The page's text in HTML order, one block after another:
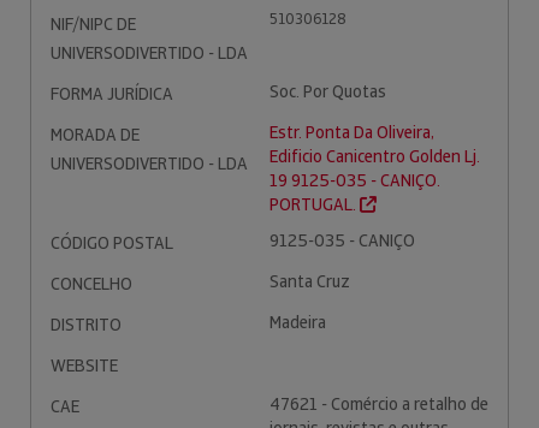
NIF/NIPC DE
UNIVERSODIVERTIDO - LDA
510306128
FORMA JURÍDICA
Soc. Por Quotas
MORADA DE
UNIVERSODIVERTIDO - LDA
Estr. Ponta Da Oliveira,
Edificio Canicentro Golden Lj.
19 9125-035 - CANIÇO.
PORTUGAL.
CÓDIGO POSTAL
9125-035 - CANIÇO
CONCELHO
Santa Cruz
DISTRITO
Madeira
WEBSITE
CAE
47621 - Comércio a retalho de